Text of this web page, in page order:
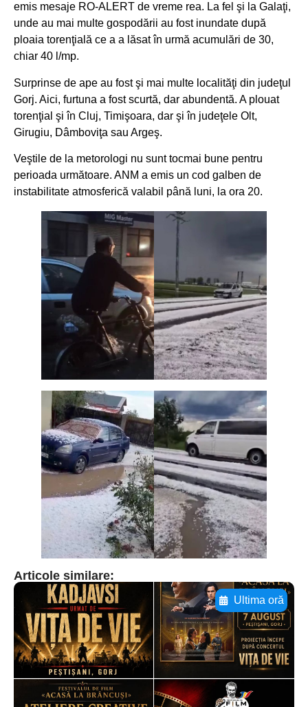
emis mesaje RO-ALERT de vreme rea. La fel şi la Galaţi,
unde au mai multe gospodării au fost inundate după
ploaia torenţială ce a a lăsat în urmă acumulări de 30,
chiar 40 l/mp.
Surprinse de ape au fost şi mai multe localităţi din judeţul
Gorj. Aici, furtuna a fost scurtă, dar abundentă. A plouat
torenţial şi în Cluj, Timişoara, dar şi în judeţele Olt,
Girugiu, Dâmboviţa sau Argeş.
Veştile de la metorologi nu sunt tocmai bune pentru
perioada următoare. ANM a emis un cod galben de
instabilitate atmosferică valabil până luni, la ora 20.
Articole similare:
Ultima oră
Adaugă aici textul pentru
subtitluAdaugă aici
textul pentru
subtitluAdaugă aici